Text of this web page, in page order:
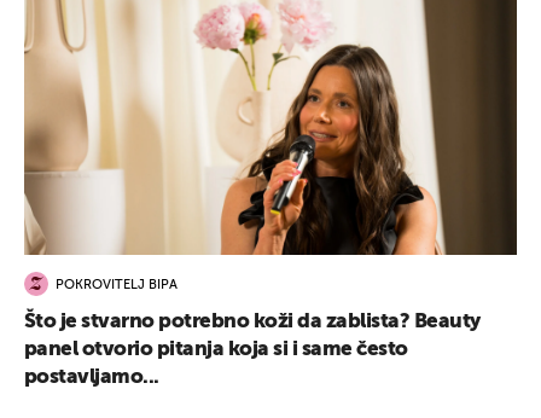
POKROVITELJ BIPA
Što je stvarno potrebno koži da zablista? Beauty
panel otvorio pitanja koja si i same često
postavljamo...